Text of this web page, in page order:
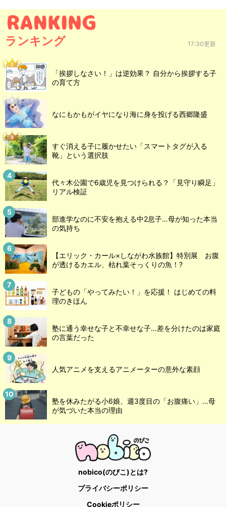
ランキング 17:30更新
「挨拶しなさい！」は逆効果？ 自分から挨拶する子
の育て方
なにもかもがイヤになり海に身を投げる西郷隆盛
すぐ消える子に履かせたい「スマートタグが入る
靴」という選択肢
代々木公園で6歳児を見つけられる？「見守り瞬足」
リアル検証
部進学なのに不安を抱える中2息子…母が知った本当
の気持ち
【エリック・カール×しながわ水族館】特別展 お腹
が透けるカエル、枯れ葉そっくりの魚！?
子どもの「やってみたい！」を応援！ はじめての料
理のきほん
塾に通う幸せな子と不幸せな子…差を分けたのは家庭
の言葉だった
人気アニメを支えるアニメーターの意外な素顔
塾を休みたがる小6娘、週3度目の「お腹痛い」…母
が気づいた本当の理由
nobico(のびこ)とは?
プライバシーポリシー
Cookieポリシー